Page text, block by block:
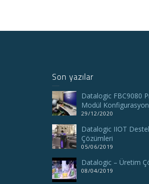
Son yazılar
Datalogic FBC9080
Modül
29/12/2020
Datalogic IIOT
Çözümleri
05/06/2019
Datalogic – Üretim
08/04/2019